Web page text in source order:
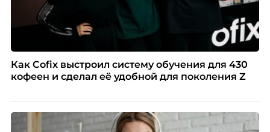
Как Cofix выстроил систему обучения для 430
кофеен и сделал её удобной для поколения Z